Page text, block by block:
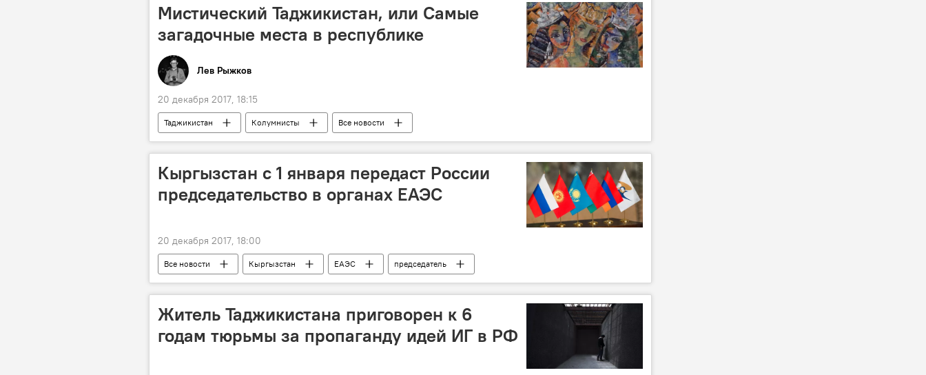
Мистический Таджикистан, или Самые
загадочные места в республике
Лев Рыжков
20 декабря 2017, 18:15
Таджикистан Колумнисты Все новости
Кыргызстан с 1 января передаст России
председательство в органах ЕАЭС
20 декабря 2017, 18:00
Все новости Кыргызстан ЕАЭС
председатель
Таджикистан и ЕАЭС: выгоды и перспективы
Центральная Азия Россия
Житель Таджикистана приговорен к 6
годам тюрьмы за пропаганду идей ИГ в РФ